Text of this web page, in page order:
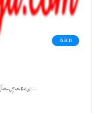
islam
ان صفات میں سے ایک بڑی صفت غضب اور شہوت بھی ہے، غضب سے عقل کمزور پڑ جاتی ہے اور…